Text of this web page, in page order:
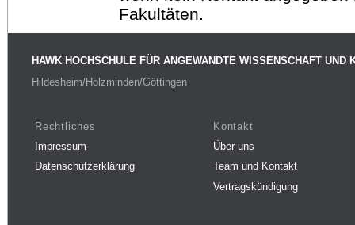
Fakultäten.
HAWK HOCHSCHULE FÜR ANGEWANDTE WISSENSCHAFT UND
Hildesheim/Holzminden/Göttingen
Rechtliches
Impressum
Datenschutzerklärung
Kontakt
Über uns
Team und Kontakt
Vertragskündigung